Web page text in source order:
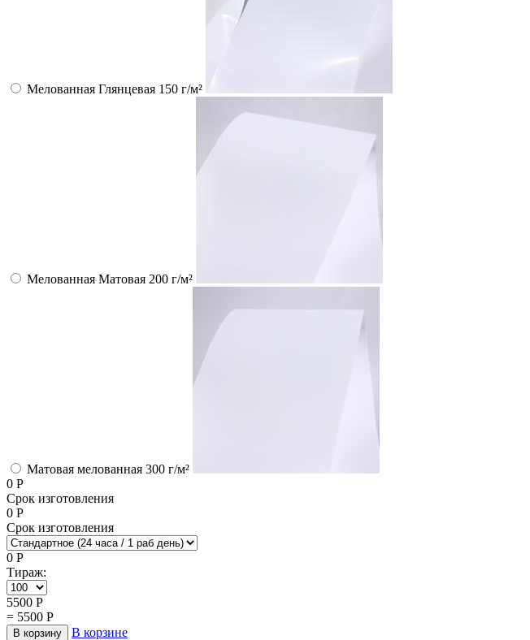
Мелованная Глянцевая 150 г/м²
Мелованная Матовая 200 г/м²
Матовая мелованная 300 г/м²
0 Р
Срок изготовления
0 Р
Срок изготовления
0 Р
Тираж:
5500 Р
= 5500 Р
В корзину
В корзине